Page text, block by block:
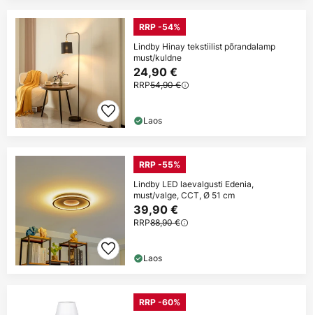
RRP -54%
Lindby Hinay tekstiilist põrandalamp
must/kuldne
24,90 €
RRP54,90 €
Laos
RRP -55%
Lindby LED laevalgusti Edenia,
must/valge, CCT, Ø 51 cm
39,90 €
RRP88,90 €
Laos
RRP -60%